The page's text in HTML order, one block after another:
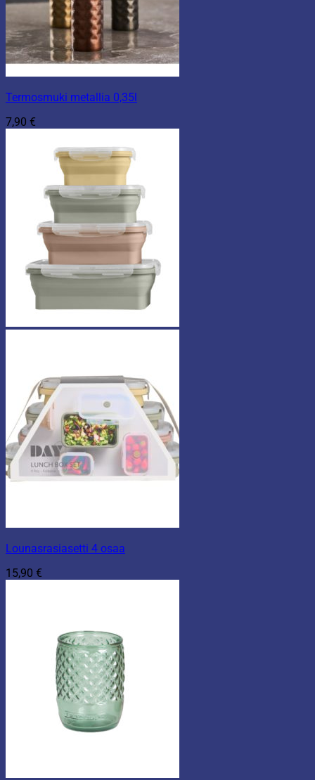
Termosmuki metallia 0,35l
7,90 €
Lounasrasiasetti 4 osaa
15,90 €